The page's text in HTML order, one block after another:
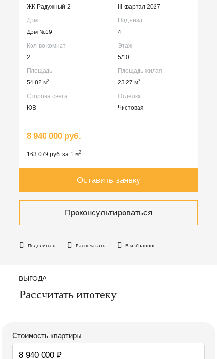
Поделиться Распечатать В избранное
ЖК Радужный-2
III квартал 2027
Дом
Дом №19
Подъезд
4
Кол-во комнат
2
Этаж
5/10
Площадь
54.82 м2
Площадь жилая
23.27 м2
Сторона света
ЮВ
Отделка
Чистовая
8 940 000 руб.
163 079 руб. за 1 м2
Оставить заявку
Проконсультироваться
ВЫГОДА
Рассчитать ипотеку
Стоимость квартиры